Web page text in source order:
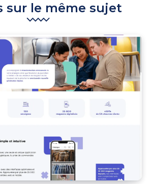
sur le même sujet